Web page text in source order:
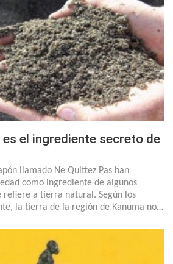
el ingrediente secreto de
llamado Ne Quittez Pas han
como ingrediente de algunos
refiere a tierra natural. Según los
la tierra de la región de Kanuma no…